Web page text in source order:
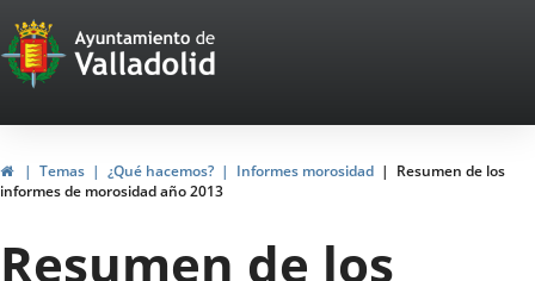
Portal
Web
del
Ayuntamiento
de
Valladolid
HomeTemas ¿Qué hacemos? Informes morosidad
Resumen de los
informes de morosidad año 2013
Resumen de los